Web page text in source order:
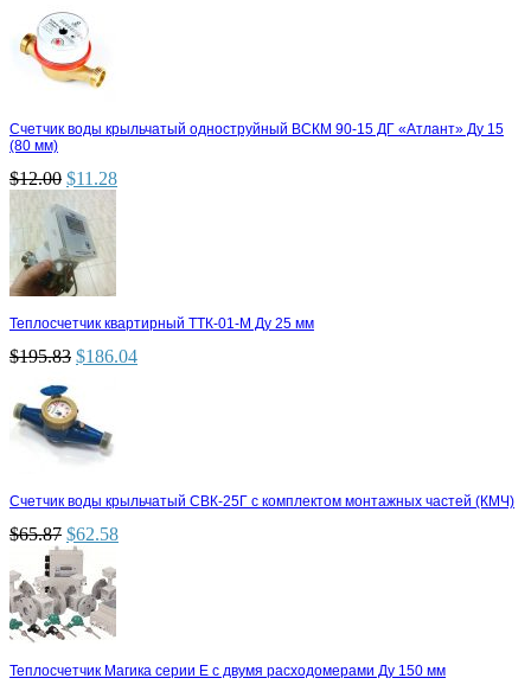
Счетчик воды крыльчатый одноструйный ВСКМ 90-15 ДГ «Атлант» Ду 15
(80 мм)
$12.00 $11.28
Теплосчетчик квартирный ТТК-01-М Ду 25 мм
$195.83 $186.04
Счетчик воды крыльчатый СВК-25Г с комплектом монтажных частей (КМЧ)
$65.87 $62.58
Теплосчетчик Магика серии Е с двумя расходомерами Ду 150 мм